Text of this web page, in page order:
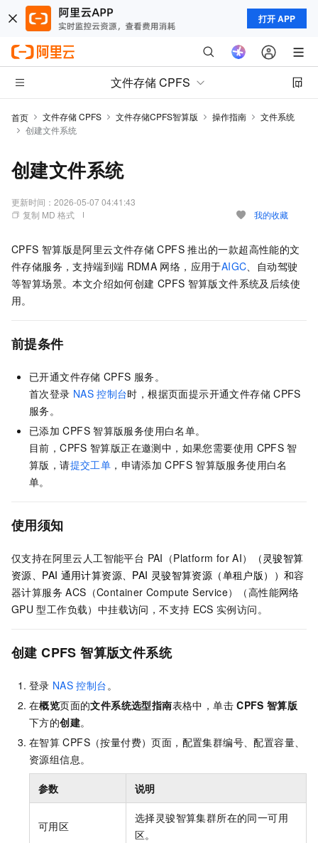
打开 APP
文件存储 CPFS
首页 文件存储 CPFS 文件存储CPFS智算版 操作指南
文件系统
创建文件系统
创建文件系统
更新时间： 2026-05-07 04:41:43
复制 MD 格式
我的收藏
CPFS 智算版是阿里云文件存储 CPFS 推出的一款超高性能的文
件存储服务，支持端到端 RDMA 网络， 应用于AIGC、自动驾驶
等智算场景。本文介绍如何创建 CPFS 智算版文件系统及后续使
用。
前提条件
已开通文件存储 CPFS 服务。
首次登录 NAS 控制台时，根据页面提示开通文件存储 CPFS
服务。
已添加 CPFS 智算版服务使用白名单。
目前，CPFS 智算版正在邀测中，如果您需要使用 CPFS 智
算版，请提交工单 ，申请添加 CPFS 智算版服务使用白名
单。
使用须知
仅支持在阿里云 人工智能平台 PAI（Platform for AI）
（灵骏智算
资源、PAI 通用计算资源、PAI 灵骏智算资源（单租户版））和容
器计算服务 ACS（Container Compute Service）
（高性能网络
GPU 型工作负载）中挂载访问 ，不支持 ECS 实例访问。
创建 CPFS 智算版文件系统
登录 NAS 控制台。
在概览页面的文件系统选型指南表格中，单击 CPFS 智算版
下方的创建。
在智算 CPFS（按量付费）页面，配置集群编号、配置容量、
资源组信息。
参数 说明
可用区
选择灵骏智算集群所在的同一可用
区。